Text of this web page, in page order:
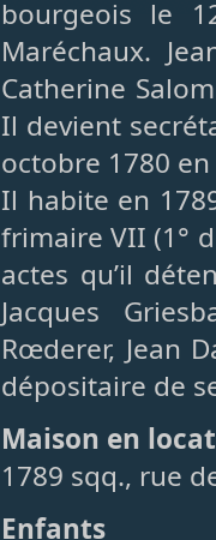
bourgeois le
Maréchaux.
Catherine
Il devient
octobre 1780
Il habite en
frimaire VII (1°
actes qu’il
Jacques
Rœderer, Jean
dépositaire de
Maison en
1789 sqq., rue
Enfants